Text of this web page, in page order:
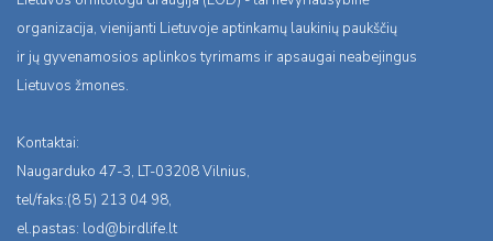
organizacija, vienijanti Lietuvoje aptinkamų laukinių paukščių
ir jų gyvenamosios aplinkos tyrimams ir apsaugai neabejingus
Lietuvos žmones.
Kontaktai:
Naugarduko 47-3, LT-03208 Vilnius,
tel/faks:(8 5) 213 04 98,
el.pastas: lod@birdlife.lt